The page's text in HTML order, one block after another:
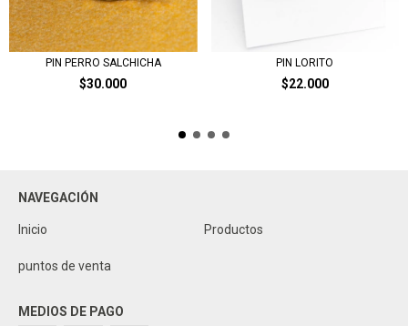
PIN PERRO SALCHICHA
$30.000
PIN LORITO
$22.000
NAVEGACIÓN
Inicio Productos
puntos de venta
MEDIOS DE PAGO